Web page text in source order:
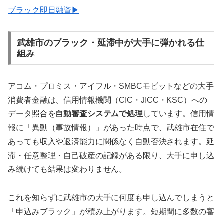
ブラック即日融資▶
武雄市のブラック・延滞中が大手に弾かれる仕
組み
アコム・プロミス・アイフル・SMBCモビットなどの大手
消費者金融は、信用情報機関（CIC・JICC・KSC）への
データ照合を自動審査システムで処理 しています。信用情
報に「異動（事故情報）」があった時点で、武雄市在住で
あっても収入や返済能力に関係なく自動否決されます。延
滞・任意整理・自己破産の記録がある限り、大手に申し込
み続けても結果は変わりません。
これを知らずに武雄市の大手に何度も申し込んでしまうと
「申込みブラック」が積み上がります。短期間に多数の審